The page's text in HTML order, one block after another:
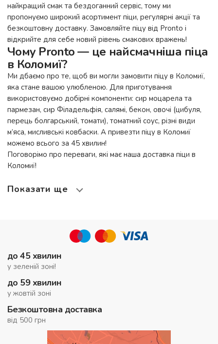
найкращий смак та бездоганний сервіс, тому ми
пропонуємо широкий асортимент піци, регулярні акції та
безкоштовну доставку. Замовляйте піцу від Pronto і
відкрийте для себе новий рівень смакових вражень!
Чому Pronto — це найсмачніша піца
в Коломиї?
Ми дбаємо про те, щоб ви могли замовити піцу в Коломиї,
яка стане вашою улюбленою. Для приготування
використовуємо добірні компоненти: сир моцарела та
пармезан, сир Філадельфія, салямі, бекон, овочі (цибуля,
перець болгарський, томати), томатний соус, різні види
м’яса, мисливські ковбаски. А привезти піцу в Коломиї
можемо всього за 45 хвилин!
Поговорімо про переваги, які має наша доставка піци в
Коломиї!
Показати ще
до 45 хвилин
у зеленій зоні!
до 59 хвилин
у жовтій зоні
Безкоштовна доставка
від 500 грн